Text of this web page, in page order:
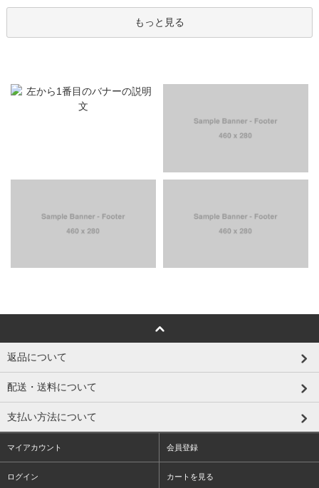
もっと見る
返品について
配送・送料について
支払い方法について
マイアカウント 会員登録
ログイン カートを見る